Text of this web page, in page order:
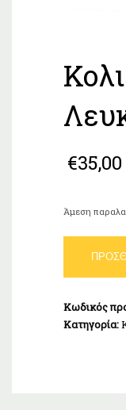
€35,00
Άμεση
Πέτρες
Ασήμι
925
Κωδικός
Κατηγορία: